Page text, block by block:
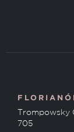
Trompowsky
705